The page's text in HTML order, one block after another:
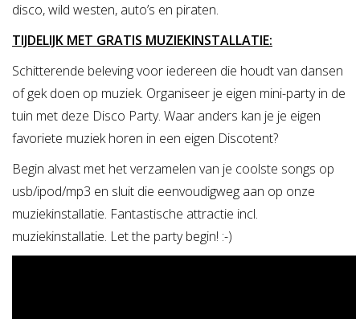
disco, wild westen, auto’s en piraten.
TIJDELIJK MET GRATIS MUZIEKINSTALLATIE:
Schitterende beleving voor iedereen die houdt van dansen
of gek doen op muziek. Organiseer je eigen mini-party in de
tuin met deze Disco Party. Waar anders kan je je eigen
favoriete muziek horen in een eigen Discotent?
Begin alvast met het verzamelen van je coolste songs op
usb/ipod/mp3 en sluit die eenvoudigweg aan op onze
muziekinstallatie. Fantastische attractie incl.
muziekinstallatie. Let the party begin! :-)